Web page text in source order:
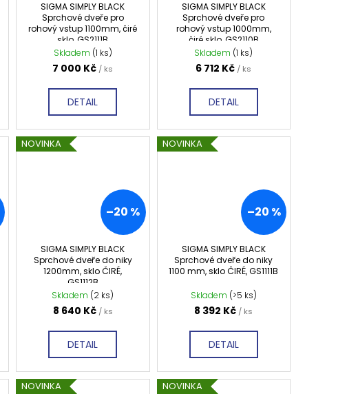
SIGMA SIMPLY BLACK
Sprchové dveře pro
rohový vstup 1100mm, čiré
sklo, GS2111B
Skladem (1 ks)
7 000 Kč / ks
DETAIL
SIGMA SIMPLY BLACK
Sprchové dveře pro
rohový vstup 1000mm,
čiré sklo, GS2110B
Skladem (1 ks)
6 712 Kč / ks
DETAIL
NOVINKA
–20 %
SIGMA SIMPLY BLACK
Sprchové dveře do niky
1200mm, sklo ČIRÉ,
GS1112B
Skladem (2 ks)
8 640 Kč / ks
DETAIL
NOVINKA
–20 %
SIGMA SIMPLY BLACK
Sprchové dveře do niky
1100 mm, sklo ČIRÉ, GS1111B
Skladem (>5 ks)
8 392 Kč / ks
DETAIL
NOVINKA NOVINKA